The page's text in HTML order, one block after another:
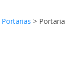
Portarias > Portaria